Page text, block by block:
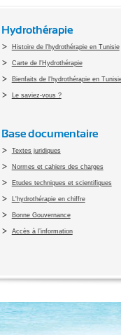
Hydrothérapie
Histoire de l'hydrothérapie en Tunisie
Carte de l'Hydrothérapie
Bienfaits de l'hydrothérapie en
Le saviez-vous ?
Base documentaire
Textes juridiques
Normes et cahiers des charges
Etudes techniques et scientifiques
L'hydrothérapie en chiffre
Bonne Gouvernance
Accès à l’information